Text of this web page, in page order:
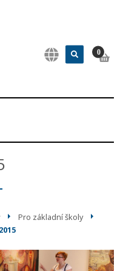
0
Pro základní školy
2015